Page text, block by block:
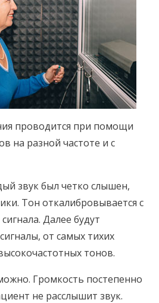
проводится при помощи
на разной частоте и с
звук был четко слышен,
Тон откалибровывается с
Далее будут
от самых тихих
тонов.
Громкость постепенно
не расслышит звук.